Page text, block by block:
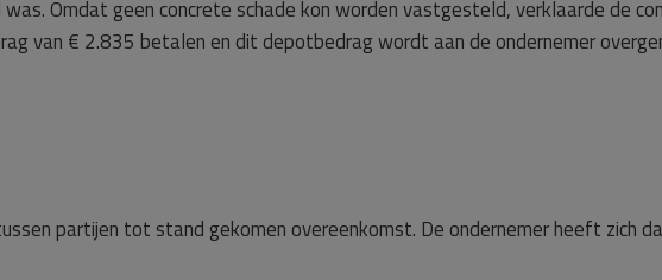
Omdat geen concrete schade kon worden vastgesteld, verklaarde de
van € 2.835 betalen en dit depotbedrag wordt aan de ondernemer
partijen tot stand gekomen overeenkomst. De ondernemer heeft zich